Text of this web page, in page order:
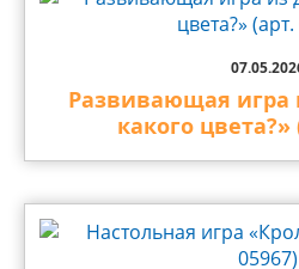
Развивающая игра
какого цвета?»